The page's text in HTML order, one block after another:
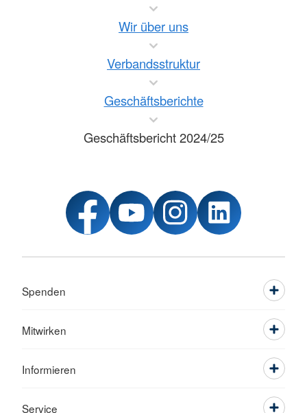
Wir über uns
Verbandsstruktur
Geschäftsberichte
Geschäftsbericht 2024/25
Spenden
Mitwirken
Informieren
Service